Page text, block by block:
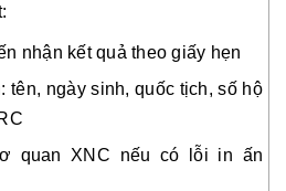
nhận kết quả theo giấy hẹn
tên, ngày sinh, quốc tịch, số hộ
quan XNC nếu có lỗi in ấn